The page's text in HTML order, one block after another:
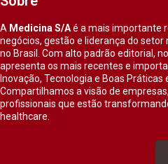
A Medicina S/Aé a mais importante
negócios, gestão e liderança do
no Brasil. Com alto padrão editorial,
apresenta os mais recentes e
Inovação, Tecnologia e Boas Práticas
Compartilhamos a visão de
profissionais que estão
healthcare.